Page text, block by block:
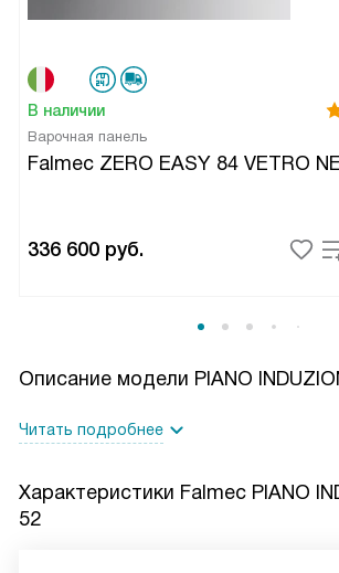
В наличии
Варочная панель
Falmec ZERO EASY 84 VETRO
336 600 руб.
Описание модели PIANO
Читать подробнее
Характеристики Falmec PIANO
52